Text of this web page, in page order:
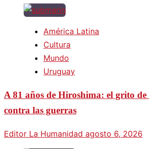
América Latina
Cultura
Mundo
Uruguay
A 81 años de Hiroshima: el grito
contra las guerras
Editor La Humanidad agosto 6, 2026